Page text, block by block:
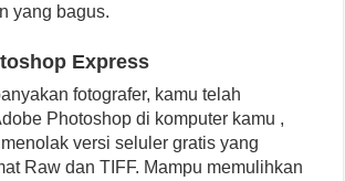
yang bagus.
Express
fotografer, kamu telah
Photoshop di komputer kamu ,
versi seluler gratis yang
Raw dan TIFF. Mampu memulihkan